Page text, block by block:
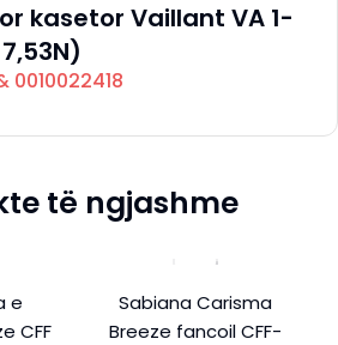
kasetor Vaillant VA 1-
0010022418
të ngjashme
e
CFF
Sabiana Carisma
Breeze fancoil CFF-